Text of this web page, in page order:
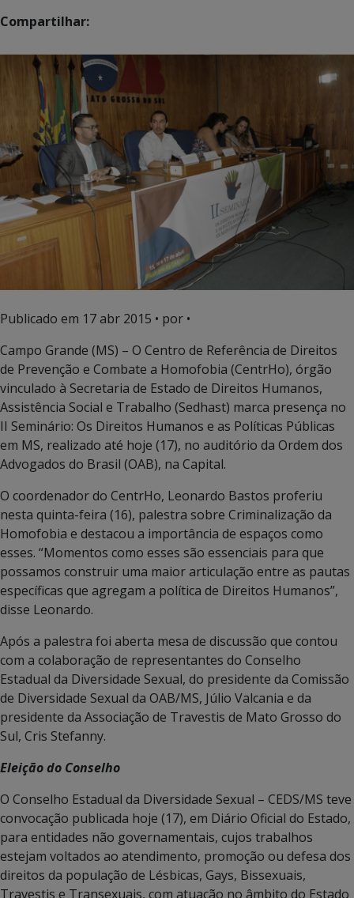
Compartilhar:
Publicado em 17 abr 2015 • por •
Campo Grande (MS) – O Centro de Referência de Direitos
de Prevenção e Combate a Homofobia (CentrHo), órgão
vinculado à Secretaria de Estado de Direitos Humanos,
Assistência Social e Trabalho (Sedhast) marca presença no
II Seminário: Os Direitos Humanos e as Políticas Públicas
em MS, realizado até hoje (17), no auditório da Ordem dos
Advogados do Brasil (OAB), na Capital.
O coordenador do CentrHo, Leonardo Bastos proferiu
nesta quinta-feira (16), palestra sobre Criminalização da
Homofobia e destacou a importância de espaços como
esses. “Momentos como esses são essenciais para que
possamos construir uma maior articulação entre as pautas
específicas que agregam a política de Direitos Humanos”,
disse Leonardo.
Após a palestra foi aberta mesa de discussão que contou
com a colaboração de representantes do Conselho
Estadual da Diversidade Sexual, do presidente da Comissão
de Diversidade Sexual da OAB/MS, Júlio Valcania e da
presidente da Associação de Travestis de Mato Grosso do
Sul, Cris Stefanny.
Eleição do Conselho
O Conselho Estadual da Diversidade Sexual – CEDS/MS teve
convocação publicada hoje (17), em Diário Oficial do Estado,
para entidades não governamentais, cujos trabalhos
estejam voltados ao atendimento, promoção ou defesa dos
direitos da população de Lésbicas, Gays, Bissexuais,
Travestis e Transexuais, com atuação no âmbito do Estado